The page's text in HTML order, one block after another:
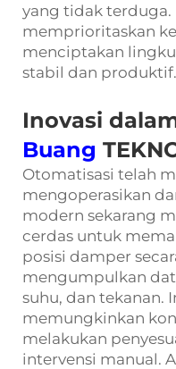
yang tidak terduga.
memprioritaskan
menciptakan
stabil dan produktif.
Inovasi
Buang
Otomatisasi telah
mengoperasikan
modern sekarang
cerdas untuk
posisi damper
mengumpulkan
suhu, dan tekanan.
memungkinkan
melakukan
intervensi manual.